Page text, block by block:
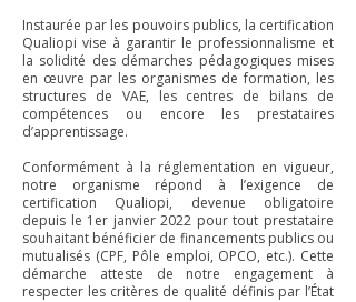
Instaurée par les pouvoirs publics, la certification
Qualiopi vise à garantir le professionnalisme et
la solidité des démarches pédagogiques mises
en œuvre par les organismes de formation, les
structures de VAE, les centres de bilans de
compétences ou encore les prestataires
d’apprentissage.
Conformément à la réglementation en vigueur,
notre organisme répond à l’exigence de
certification Qualiopi, devenue obligatoire
depuis le 1er janvier 2022 pour tout prestataire
souhaitant bénéficier de financements publics ou
mutualisés (CPF, Pôle emploi, OPCO, etc.). Cette
démarche atteste de notre engagement à
respecter les critères de qualité définis par l’État